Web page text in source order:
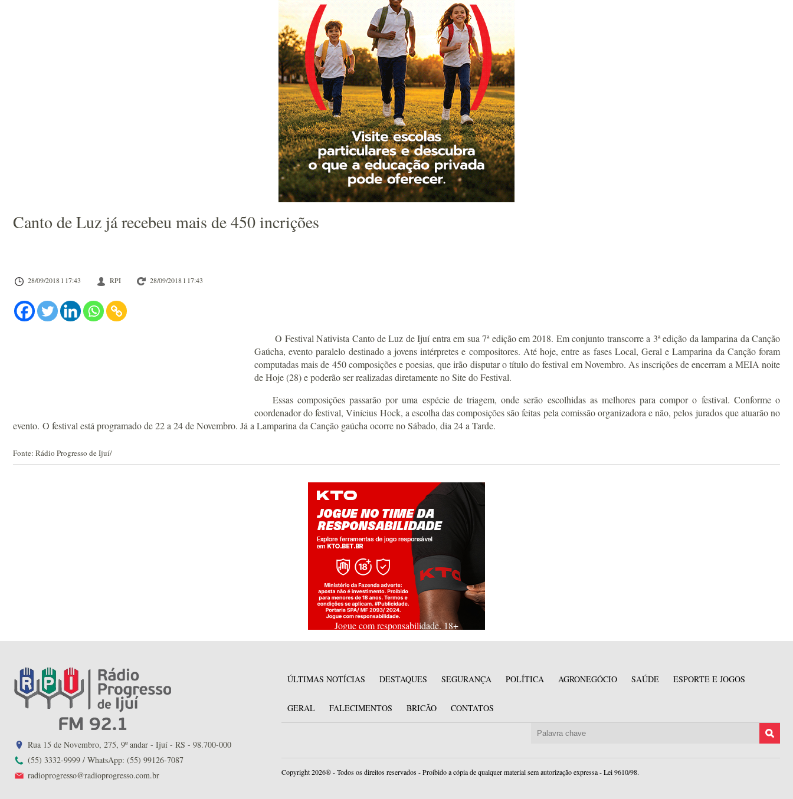
Canto de Luz já recebeu mais de 450 incrições
28/09/2018 l 17:43 RPI 28/09/2018 l 17:43
O Festival Nativista Canto de Luz de Ijuí entra em sua 7ª edição em 2018. Em conjunto transcorre a 3ª edição da lamparina da Canção
Gaúcha, evento paralelo destinado a jovens intérpretes e compositores. Até hoje, entre as fases Local, Geral e Lamparina da Canção foram
computadas mais de 450 composições e poesias, que irão disputar o título do festival em Novembro. As inscrições de encerram a MEIA noite
de Hoje (28) e poderão ser realizadas diretamente no Site do Festival.
Essas composições passarão por uma espécie de triagem, onde serão escolhidas as melhores para compor o festival. Conforme o
coordenador do festival, Vinícius Hock, a escolha das composições são feitas pela comissão organizadora e não, pelos jurados que atuarão no
evento. O festival está programado de 22 a 24 de Novembro. Já a Lamparina da Canção gaúcha ocorre no Sábado, dia 24 a Tarde.
Fonte: Rádio Progresso de Ijuí/
Jogue com responsabilidade. 18+
Rua 15 de Novembro, 275, 9º andar - Ijuí - RS - 98.700-000
(55) 3332-9999 / WhatsApp: (55) 99126-7087
radioprogresso@radioprogresso.com.br
ÚLTIMAS NOTÍCIAS DESTAQUES SEGURANÇA POLÍTICA AGRONEGÓCIO SAÚDE ESPORTE E JOGOS
GERAL FALECIMENTOS BRICÃO CONTATOS
Copyright 2026® - Todos os direitos reservados - Proibido a cópia de qualquer material sem autorização expressa - Lei 9610/98.